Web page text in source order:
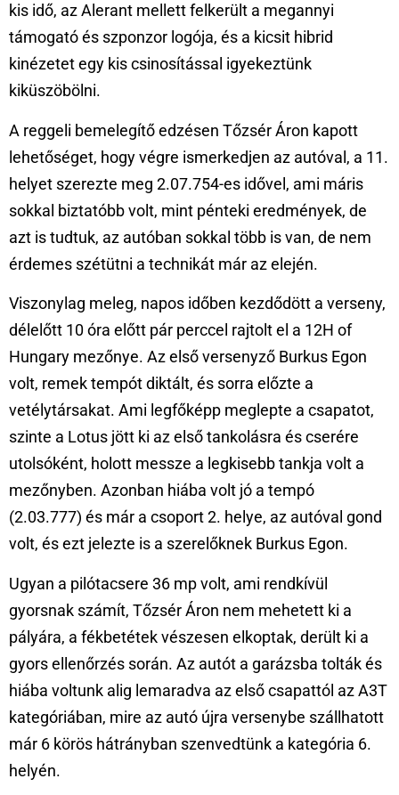
kis idő, az Alerant mellett felkerült a megannyi
támogató és szponzor logója, és a kicsit hibrid
kinézetet egy kis csinosítással igyekeztünk
kiküszöbölni.
A reggeli bemelegítő edzésen Tőzsér Áron kapott
lehetőséget, hogy végre ismerkedjen az autóval, a 11.
helyet szerezte meg 2.07.754-es idővel, ami máris
sokkal biztatóbb volt, mint pénteki eredmények, de
azt is tudtuk, az autóban sokkal több is van, de nem
érdemes szétütni a technikát már az elején.
Viszonylag meleg, napos időben kezdődött a verseny,
délelőtt 10 óra előtt pár perccel rajtolt el a 12H of
Hungary mezőnye. Az első versenyző Burkus Egon
volt, remek tempót diktált, és sorra előzte a
vetélytársakat. Ami legfőképp meglepte a csapatot,
szinte a Lotus jött ki az első tankolásra és cserére
utolsóként, holott messze a legkisebb tankja volt a
mezőnyben. Azonban hiába volt jó a tempó
(2.03.777) és már a csoport 2. helye, az autóval gond
volt, és ezt jelezte is a szerelőknek Burkus Egon.
Ugyan a pilótacsere 36 mp volt, ami rendkívül
gyorsnak számít, Tőzsér Áron nem mehetett ki a
pályára, a fékbetétek vészesen elkoptak, derült ki a
gyors ellenőrzés során. Az autót a garázsba tolták és
hiába voltunk alig lemaradva az első csapattól az A3T
kategóriában, mire az autó újra versenybe szállhatott
már 6 körös hátrányban szenvedtünk a kategória 6.
helyén.